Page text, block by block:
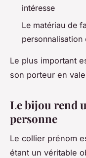
intéresse
Le matériau de
personnalisation
Le plus important
son porteur en
Le bijou rend
personne
Le collier prénom
étant un véritable